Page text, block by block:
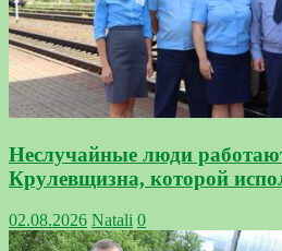
Неслучайные люди
Крулевщизна, которой
02.08.2026 Natali 0